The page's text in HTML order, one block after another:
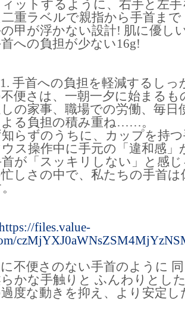
ットするように、右手と左
重ラベルで親指から手首まで
甲が浮かない設計! 肌に優し
への負担が少ない16g!
手首への負担を軽減するし
便さは、一朝一夕に始まる
の家事、職場での労働、毎日
る負担の積み重ね……。
らずのうちに、カップを持
ウス操作中に手元の「違和感
が「スッキリしない」と感
忙しさの中で、私たちの手首
files.value-
不便さのない手首のように
かな手触りと ふんわりとし
度な動きを抑え、より安定